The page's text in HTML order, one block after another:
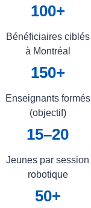
100+
Bénéficiaires ciblés
à Montréal
150+
Enseignants formés
(objectif)
15–20
Jeunes par session
robotique
50+